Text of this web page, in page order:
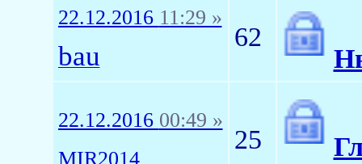
22.12.2016 11:29 »
bau
62
22.12.2016 00:49 »
MIR2014
25